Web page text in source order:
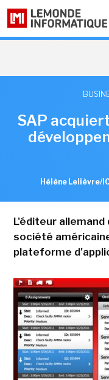
SAP
Hélène Lelièvre/
L'éditeur allemand
société
plateforme